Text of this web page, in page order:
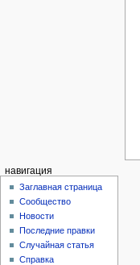
навигация
Заглавная страница
Сообщество
Новости
Последние правки
Случайная статья
Справка